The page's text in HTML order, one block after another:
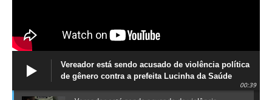
Vereador está sendo acusado de violência política
de gênero contra a prefeita Lucinha da Saúde
00:39